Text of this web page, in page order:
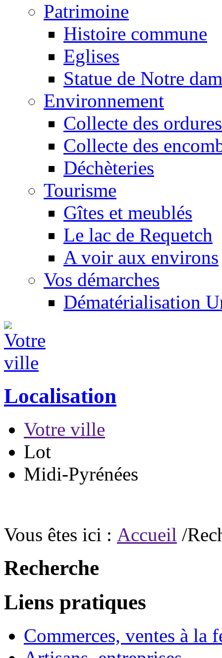
Patrimoine
Histoire commune
Eglises
Statue de Notre
Environnement
Collecte des ordures
Collecte des
Déchèteries
Tourisme
Gîtes et meublés
Le lac de Requetch
A voir aux environs
Vos démarches
Dématérialisation
Localisation
Votre ville
Lot
Midi-Pyrénées
Vous êtes ici : Accueil /
Recherche
Liens pratiques
Commerces, ventes à la